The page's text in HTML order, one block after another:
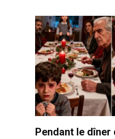
Pendant le dîner